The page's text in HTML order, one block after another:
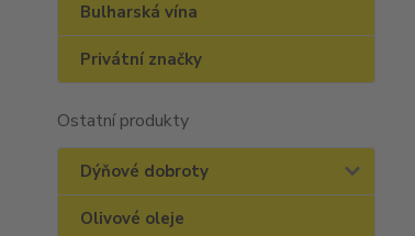
Bulharská vína
Privátní značky
Ostatní produkty
Dýňové dobroty
Olivové oleje